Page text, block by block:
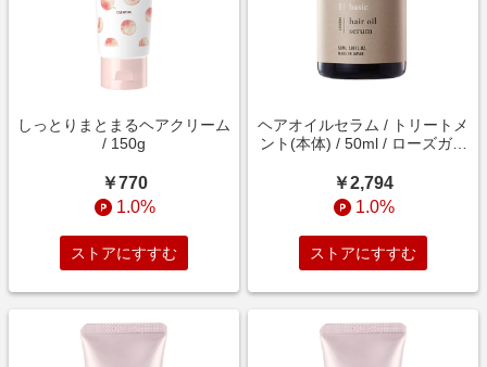
しっとりまとまるヘアクリーム
/ 150g
￥770
1.0%
ストアにすすむ
ヘアオイルセラム / トリートメ
ント(本体) / 50ml / ローズガー
￥2,794
1.0%
ストアにすすむ